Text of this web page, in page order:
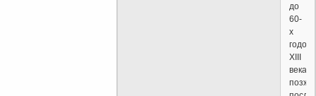
до
60-
х
годов
XIII
века,
позже,